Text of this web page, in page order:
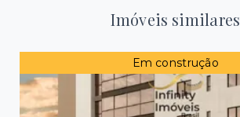
Imóveis similares
Em construção